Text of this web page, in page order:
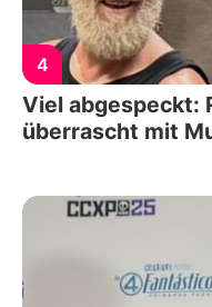
4
Viel abgespeckt:
überrascht mit